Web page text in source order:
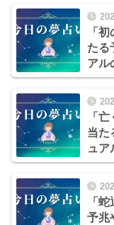
「
たる
アル
「
当た
ュア
「
予兆